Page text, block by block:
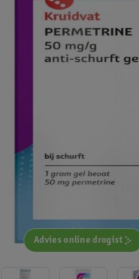
Advies online drogist